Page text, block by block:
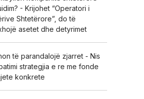
- Krijohet “Operatori i
Shtetërore”, do të
asetet dhe detyrimet
të parandalojë zjarret - Nis
strategjia e re me fonde
konkrete